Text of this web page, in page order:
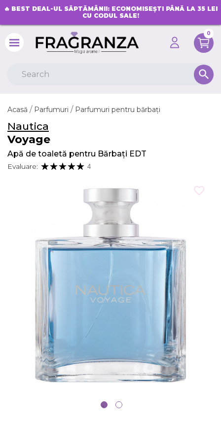
🔥 BEST DEAL-UL SĂPTĂMÂNII: ECONOMISEȘTI PÂNĂ LA 35 LEI
CU CODUL SALE!
0
search
Acasă Parfumuri Parfumuri pentru bărbați
Nautica
Voyage
Apă de toaletă pentru Bărbați EDT
Evaluare: 4